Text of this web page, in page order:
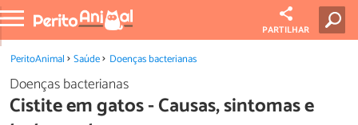
PARTILHAR
PeritoAnimal Saúde Doenças bacterianas
Doenças bacterianas
Cistite em gatos - Causas, sintomas e